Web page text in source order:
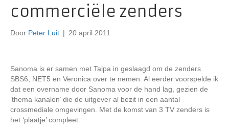
commerciële zenders
Door Peter Luit | 20 april 2011
Sanoma is er samen met Talpa in geslaagd om de zenders
SBS6, NET5 en Veronica over te nemen. Al eerder voorspelde ik
dat een overname door Sanoma voor de hand lag, gezien de
’thema kanalen’ die de uitgever al bezit in een aantal
crossmediale omgevingen. Met de komst van 3 TV zenders is
het ‘plaatje’ compleet.